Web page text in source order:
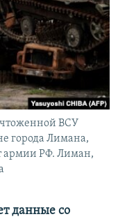
ВСУ
города Лимана,
армии РФ. Лиман,
данные со